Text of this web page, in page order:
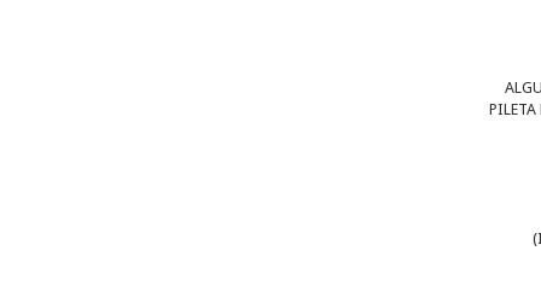
PILETA